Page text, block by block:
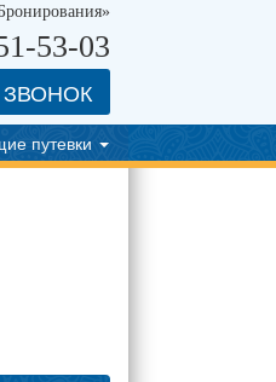
53-03
путевки